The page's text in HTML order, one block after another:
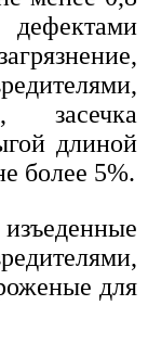
засечка
длиной
более 5%.
для